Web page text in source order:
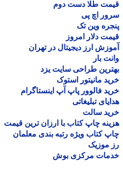
طلا دست دوم
اچ پی
وین تک
دلار امروز
ارز دیجیتال در تهران
بار
طراحی سایت یزد
مانیتور استوک
فالوور پاپ آپ اینستاگرام
تبلیغاتی
سالت
چاپ کتاب با ارزان ترین قیمت
کتاب ویژه رتبه بندی معلمان
موزیک
مرکزی بوش